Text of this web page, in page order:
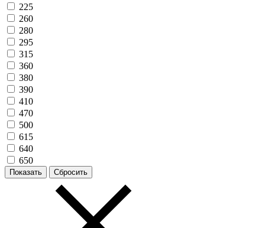
225
260
280
295
315
360
380
390
410
470
500
615
640
650